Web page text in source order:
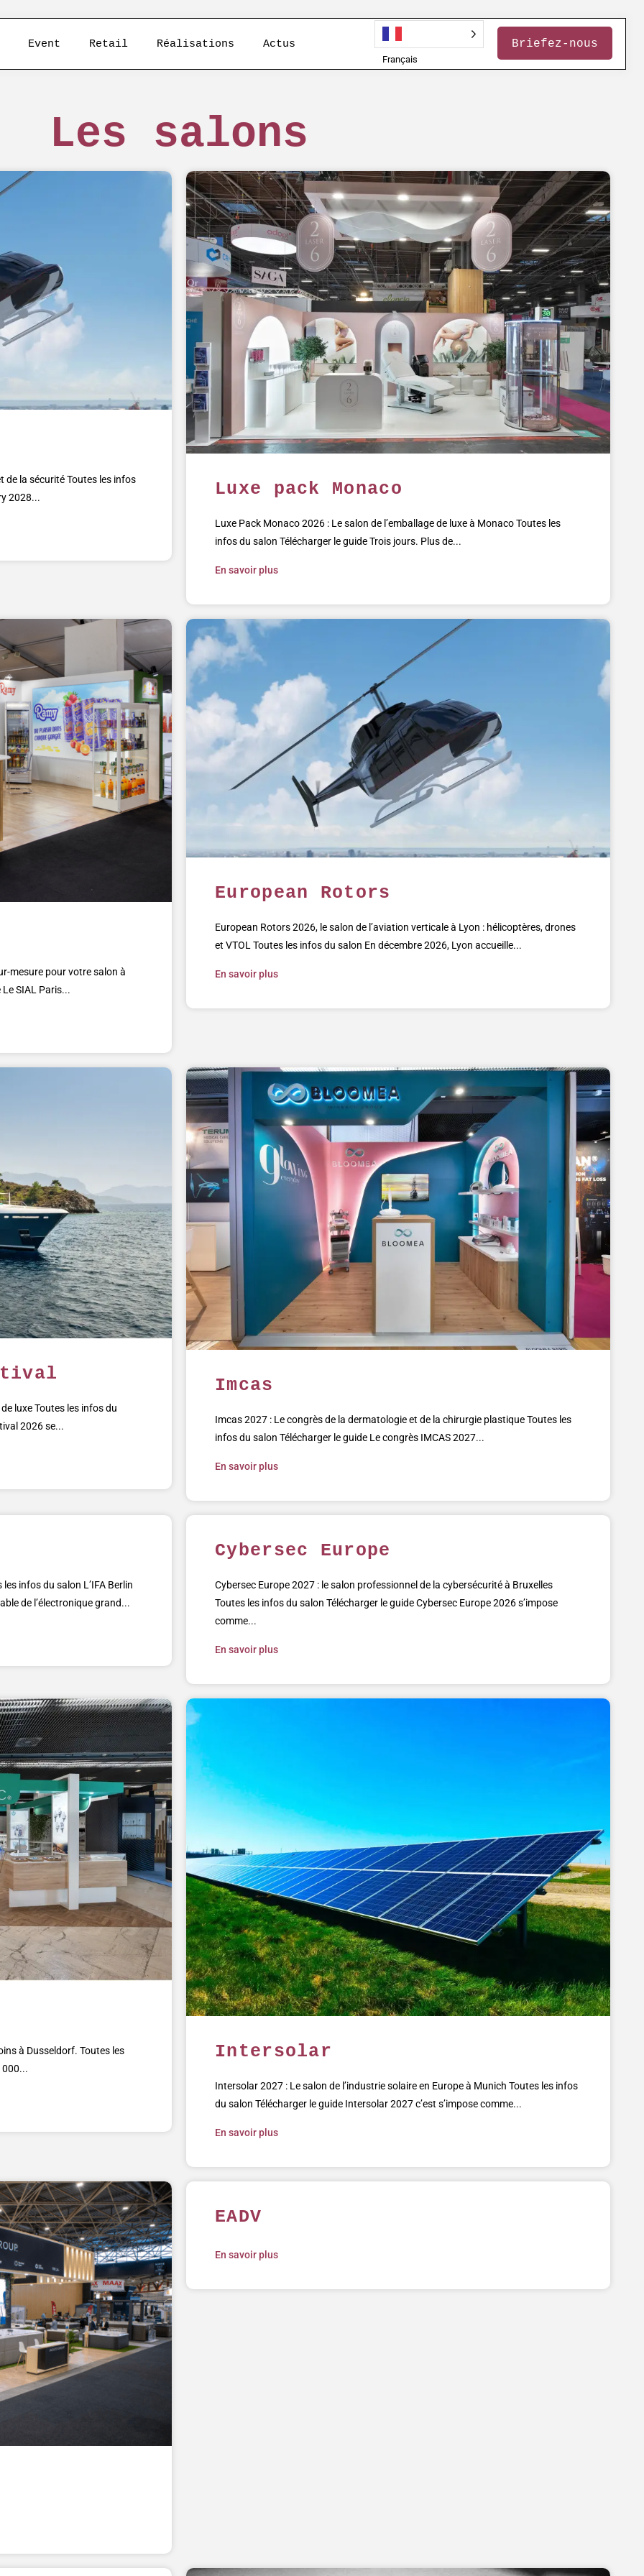
Event Retail Réalisations Actus
Français
Briefez-nous
Les salons
de la sécurité Toutes les infos
2028...
Luxe pack Monaco
Luxe Pack Monaco 2026 : Le salon de l’emballage de luxe à Monaco Toutes les
infos du salon Télécharger le guide Trois jours. Plus de...
En savoir plus
mesure pour votre salon à
SIAL Paris...
European Rotors
European Rotors 2026, le salon de l’aviation verticale à Lyon : hélicoptères, drones
et VTOL Toutes les infos du salon En décembre 2026, Lyon accueille...
En savoir plus
luxe Toutes les infos du
2026 se...
Imcas
Imcas 2027 : Le congrès de la dermatologie et de la chirurgie plastique Toutes les
infos du salon Télécharger le guide Le congrès IMCAS 2027...
En savoir plus
infos du salon L’IFA Berlin
de l’électronique grand...
Cybersec Europe
Cybersec Europe 2027 : le salon professionnel de la cybersécurité à Bruxelles
Toutes les infos du salon Télécharger le guide Cybersec Europe 2026 s’impose
comme...
En savoir plus
à Dusseldorf. Toutes les
000...
Intersolar
Intersolar 2027 : Le salon de l’industrie solaire en Europe à Munich Toutes les infos
du salon Télécharger le guide Intersolar 2027 c’est s’impose comme...
En savoir plus
EADV
En savoir plus